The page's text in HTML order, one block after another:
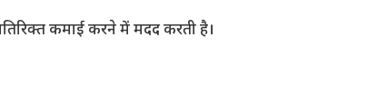
कमाई करने में मदद करती है।